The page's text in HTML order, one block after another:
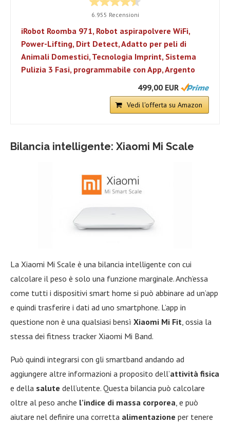
6.955 Recensioni
iRobot Roomba 971, Robot aspirapolvere WiFi,
Power-Lifting, Dirt Detect, Adatto per peli di
Animali Domestici, Tecnologia Imprint, Sistema
Pulizia 3 Fasi, programmabile con App, Argento
499,00 EUR
Vedi l'offerta su Amazon
Bilancia intelligente: Xiaomi Mi Scale
La Xiaomi Mi Scale è una bilancia intelligente con cui
calcolare il peso è solo una funzione marginale. Anch’essa
come tutti i dispositivi smart home si può abbinare ad un’app
e quindi trasferire i dati ad uno smartphone. L’app in
questione non è una qualsiasi bensì Xiaomi Mi Fit , ossia la
stessa dei fitness tracker Xiaomi Mi Band.
Può quindi integrarsi con gli smartband andando ad
aggiungere altre informazioni a proposito dell’attività fisica
e della salute dell’utente. Questa bilancia può calcolare
oltre al peso anche l’indice di massa corporea , e può
aiutare nel definire una corretta alimentazione per tenere